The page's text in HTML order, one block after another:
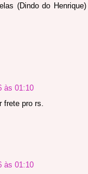
(Dindo do
às 01:10
frete pro rs.
às 01:10